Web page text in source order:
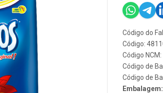
Código do
Código:
Código
Código de
Código de